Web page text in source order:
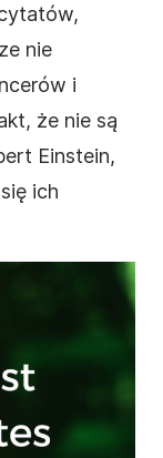
nie
i
że nie są
Einstein,
ich